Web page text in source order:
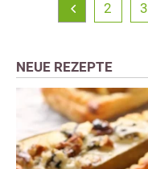
2 3
NEUE REZEPTE